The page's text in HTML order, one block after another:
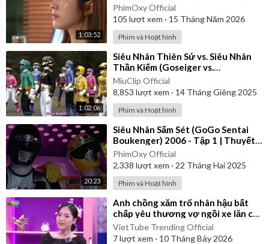
1:03:52
PhimOxy Official
105 lượt xem · 15 Tháng Năm 2026
Phim và Hoạt hình
1:02:06
⁣Siêu Nhân Thiên Sứ vs. Siêu Nhân
Thần Kiếm (Goseiger vs.
Shinkenger) | Vietsub
MiuClip Official
8,853 lượt xem · 14 Tháng Giêng 2025
Phim và Hoạt hình
20:23
⁣Siêu Nhân Sấm Sét (GoGo Sentai
Boukenger) 2006 - Tập 1 | Thuyết
Minh
PhimOxy Official
2,338 lượt xem · 22 Tháng Hai 2025
Phim và Hoạt hình
⁣Anh chồng xăm trổ nhân hậu bất
chấp yêu thương vợ ngồi xe lăn cả
đời | Yêu Là Cưới
VietTube Trending Official
7lượt xem · 10 Tháng Bảy 2026